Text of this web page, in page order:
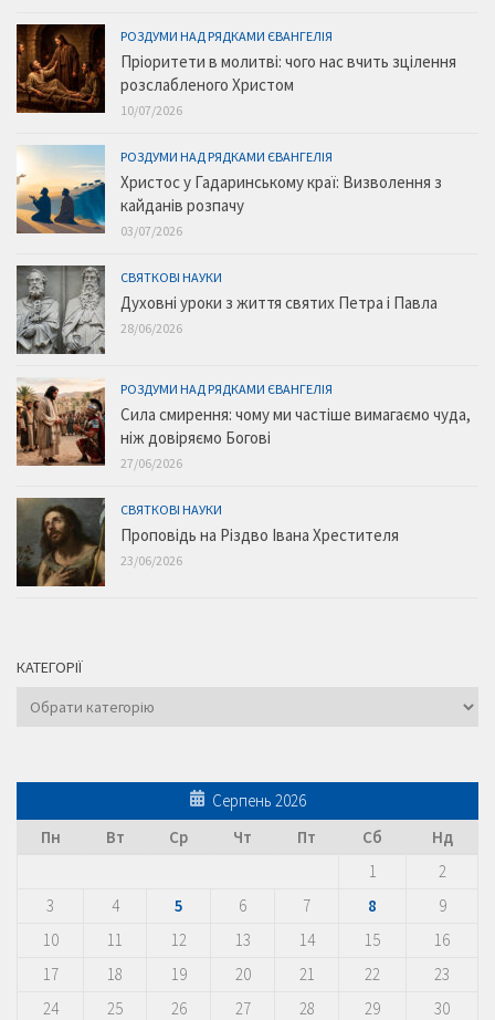
РОЗДУМИ НАД РЯДКАМИ ЄВАНГЕЛІЯ
Пріоритети в молитві: чого нас вчить зцілення
розслабленого Христом
10/07/2026
РОЗДУМИ НАД РЯДКАМИ ЄВАНГЕЛІЯ
Христос у Гадаринському краї: Визволення з
кайданів розпачу
03/07/2026
СВЯТКОВІ НАУКИ
Духовні уроки з життя святих Петра і Павла
28/06/2026
РОЗДУМИ НАД РЯДКАМИ ЄВАНГЕЛІЯ
Сила смирення: чому ми частіше вимагаємо чуда,
ніж довіряємо Богові
27/06/2026
СВЯТКОВІ НАУКИ
Проповідь на Різдво Івана Хрестителя
23/06/2026
КАТЕГОРІЇ
Категорії
Серпень 2026
Пн
Вт Ср Чт Пт Сб
Нд
1
2
3
4 5 6 7 8
9
10
11 12 13 14 15
16
17
18 19 20 21 22
23
24
25 26 27 28 29
30